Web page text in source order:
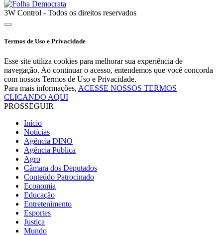
3W Control - Todos os direitos reservados
Termos de Uso e Privacidade
Esse site utiliza cookies para melhorar sua experiência de
navegação. Ao continuar o acesso, entendemos que você concorda
com nossos Termos de Uso e Privacidade.
Para mais informações, ACESSE NOSSOS TERMOS
CLICANDO AQUI
PROSSEGUIR
Início
Notícias
Agência DINO
Agência Pública
Agro
Câmara dos Deputados
Conteúdo Patrocinado
Economia
Educação
Entretenimento
Esportes
Justiça
Mundo